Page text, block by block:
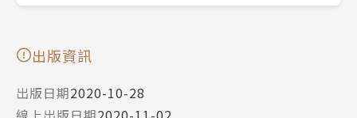
出版資訊
出版日期2020-10-28